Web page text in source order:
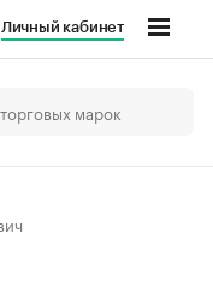
Личный кабинет